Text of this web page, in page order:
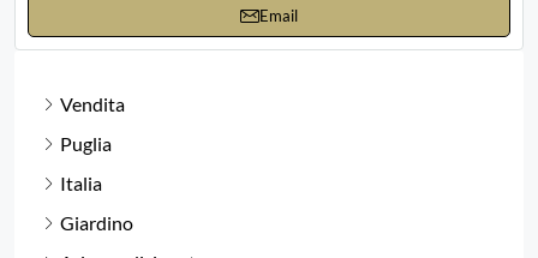
Email
Vendita
Puglia
Italia
Giardino